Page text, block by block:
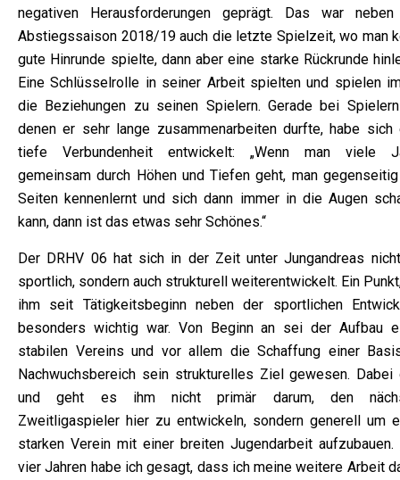
negativen Herausforderungen geprägt. Das war
Abstiegssaison 2018/19 auch die letzte Spielzeit, wo man
gute Hinrunde spielte, dann aber eine starke Rückrunde
Eine Schlüsselrolle in seiner Arbeit spielten und spielen
die Beziehungen zu seinen Spielern. Gerade bei
denen er sehr lange zusammenarbeiten durfte, habe sich
tiefe Verbundenheit entwickelt: „Wenn man viele
gemeinsam durch Höhen und Tiefen geht, man
Seiten kennenlernt und sich dann immer in die Augen
kann, dann ist das etwas sehr Schönes.“
Der DRHV 06 hat sich in der Zeit unter Jungandreas
sportlich, sondern auch strukturell weiterentwickelt. Ein
ihm seit Tätigkeitsbeginn neben der sportlichen
besonders wichtig war. Von Beginn an sei der Aufbau
stabilen Vereins und vor allem die Schaffung einer
Nachwuchsbereich sein strukturelles Ziel gewesen. Dabei
und geht es ihm nicht primär darum, den
Zweitligaspieler hier zu entwickeln, sondern generell um
starken Verein mit einer breiten Jugendarbeit aufzubauen.
vier Jahren habe ich gesagt, dass ich meine weitere Arbeit